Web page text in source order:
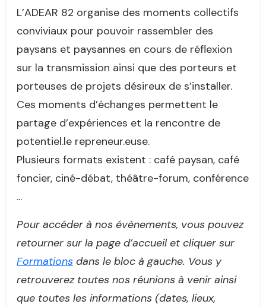
L’ADEAR 82 organise des moments collectifs
conviviaux pour pouvoir rassembler des
paysans et paysannes en cours de réflexion
sur la transmission ainsi que des porteurs et
porteuses de projets désireux de s’installer.
Ces moments d’échanges permettent le
partage d’expériences et la rencontre de
potentiel.le repreneur.euse.
Plusieurs formats existent : café paysan, café
foncier, ciné-débat, théâtre-forum, conférence
...
Pour accéder à nos évènements, vous pouvez
retourner sur la page d’accueil et cliquer sur
Formations dans le bloc à gauche. Vous y
retrouverez toutes nos réunions à venir ainsi
que toutes les informations (dates, lieux,